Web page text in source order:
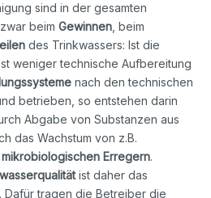
sind in der gesamten
beimGewinnen , beim
des Trinkwassers: Ist die
weniger technische Aufbereitung
nach den technischen
betrieben, so entstehen darin
Abgabe von Substanzen aus
das Wachstum von z.B.
mikrobiologischen Erregern.
ist daher das
Dafür tragen die Betreiber die